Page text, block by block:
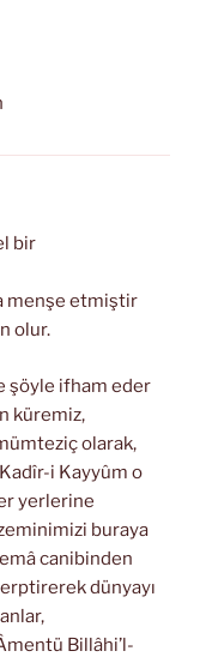
bir
menşe etmiştir
olur.
şöyle ifham eder
küremiz,
olarak,
i Kayyûm o
yerlerine
buraya
canibinden
dünyayı
Billâhi’l-